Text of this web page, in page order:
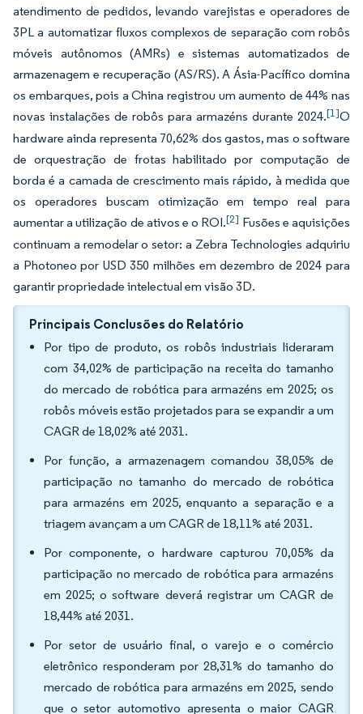
atendimento de pedidos, levando varejistas e operadores de
3PL a automatizar fluxos complexos de separação com robôs
móveis autônomos (AMRs) e sistemas automatizados de
armazenagem e recuperação (AS/RS). A Ásia-Pacífico domina
os embarques, pois a China registrou um aumento de 44% nas
novas instalações de robôs para armazéns durante 2024.[1]O
hardware ainda representa 70,62% dos gastos, mas o software
de orquestração de frotas habilitado por computação de
borda é a camada de crescimento mais rápido, à medida que
os operadores buscam otimização em tempo real para
aumentar a utilização de ativos e o ROI.[2] Fusões e aquisições
continuam a remodelar o setor: a Zebra Technologies adquiriu
a Photoneo por USD 350 milhões em dezembro de 2024 para
garantir propriedade intelectual em visão 3D.
Principais Conclusões do Relatório
Por tipo de produto, os robôs industriais lideraram
com 34,02% de participação na receita do tamanho
do mercado de robótica para armazéns em 2025; os
robôs móveis estão projetados para se expandir a um
CAGR de 18,02% até 2031.
Por função, a armazenagem comandou 38,05% de
participação no tamanho do mercado de robótica
para armazéns em 2025, enquanto a separação e a
triagem avançam a um CAGR de 18,11% até 2031.
Por componente, o hardware capturou 70,05% da
participação no mercado de robótica para armazéns
em 2025; o software deverá registrar um CAGR de
18,44% até 2031.
Por setor de usuário final, o varejo e o comércio
eletrônico responderam por 28,31% do tamanho do
mercado de robótica para armazéns em 2025, sendo
que o setor automotivo apresenta o maior CAGR